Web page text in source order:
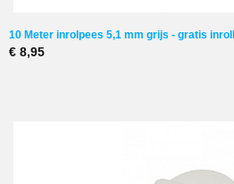
10 Meter inrolpees 5,1 mm grijs - gratis
€ 8,95